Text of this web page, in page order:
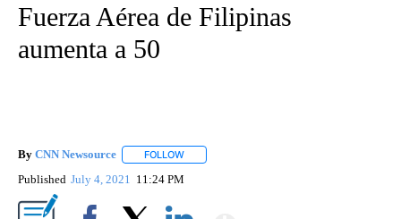
Fuerza Aérea de Filipinas
aumenta a 50
By CNN Newsource FOLLOW
Published July 4, 2021 11:24 PM